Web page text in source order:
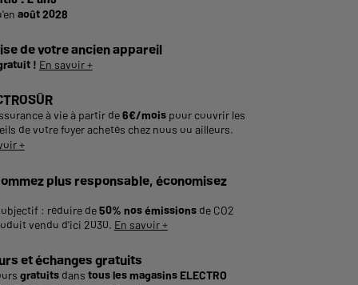
août 2028
de votre ancien appareil
! En savoir +
à vie à partir de6€/moispour couvrir les
de votre foyer achetés chez nous ou ailleurs.
+
plus responsable, économisez
: réduire de50% nos émissionsde CO2
vendu d'ici 2030. En savoir +
et échanges gratuits
gratuitsdans tous les magasins ELECTRO